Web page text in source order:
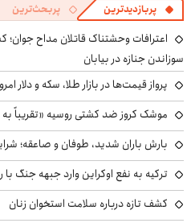
پربازدیدترین پربحث‌ترین
اعترافات وحشتناک قاتلان مداح
سوزاندن جنازه در بیابان
پرواز قیمت‌ها در بازار طلا، سکه و دلار امروز یکشنبه
موشک کروز ضد کشتی روسیه «تقریباً
بارش باران شدید، طوفان و صاعقه؛
ترکیه به نفع اوکراین وارد جبهه جنگ
کشف تازه درباره سلامت استخوان زنان